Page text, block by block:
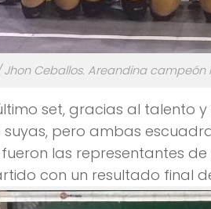
Jhon Ceballos. Areandina campeón
set, gracias al talento
pero ambas
las representantes
con un resultado final